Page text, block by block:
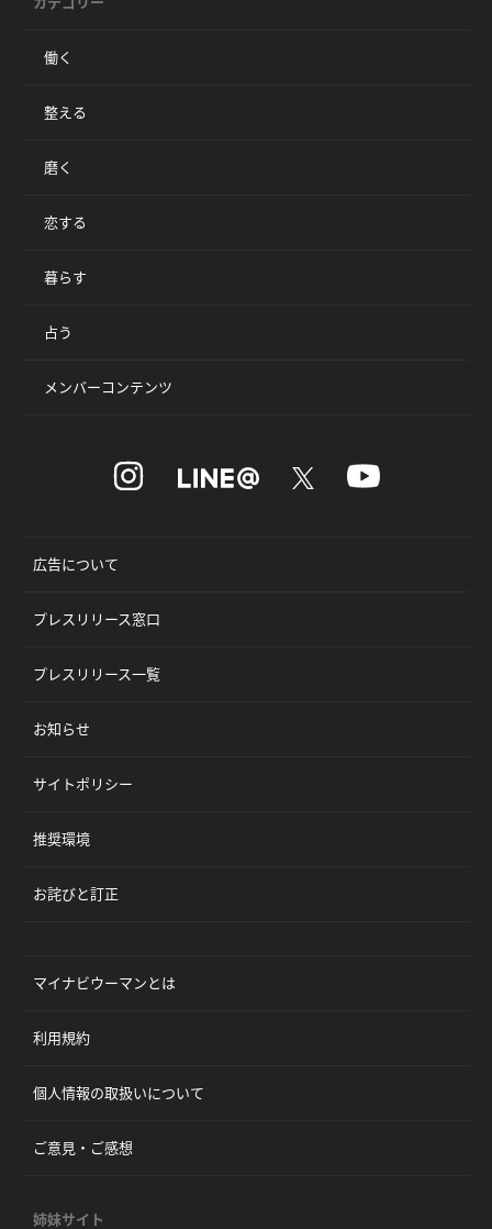
働く
整える
磨く
恋する
暮らす
占う
メンバーコンテンツ
広告について
プレスリリース窓口
プレスリリース一覧
お知らせ
サイトポリシー
推奨環境
お詫びと訂正
マイナビウーマンとは
利用規約
個人情報の取扱いについて
ご意見・ご感想
姉妹サイト